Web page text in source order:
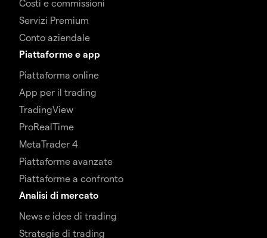
Costi e commissioni
Servizi Premium
Conto aziendale
Piattaforme e app
Piattaforma online
App per il trading
TradingView
ProRealTime
MetaTrader 4
Piattaforme avanzate
Piattaforme a confronto
Analisi di mercato
News e idee di trading
Strategie di trading